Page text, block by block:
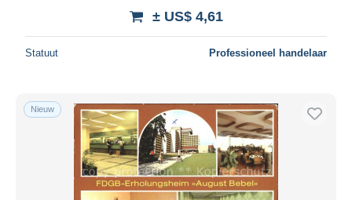
± US$ 4,61
Statuut Professioneel handelaar
Nieuw